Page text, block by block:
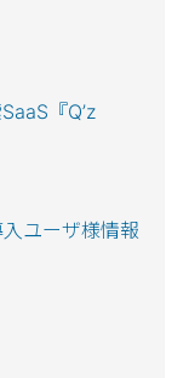
『Q’z
ユーザ様情報